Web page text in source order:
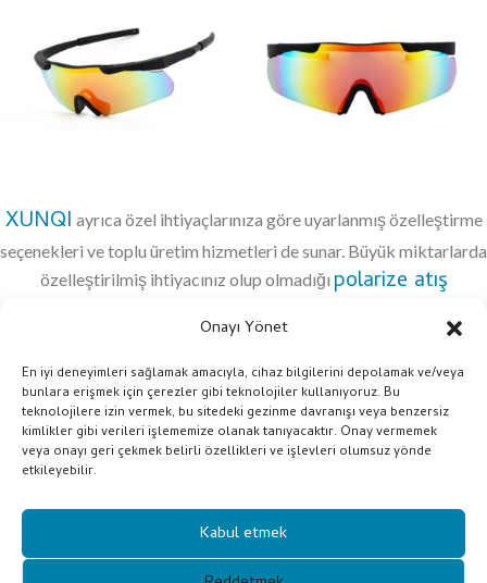
Onayı Yönet
En iyi deneyimleri sağlamak amacıyla, cihaz bilgilerini depolamak ve/veya
bunlara erişmek için çerezler gibi teknolojiler kullanıyoruz. Bu
teknolojilere izin vermek, bu sitedeki gezinme davranışı veya benzersiz
kimlikler gibi verileri işlememize olanak tanıyacaktır. Onay vermemek
veya onayı geri çekmek belirli özellikleri ve işlevleri olumsuz yönde
etkileyebilir.
Kabul etmek
XUNQI ayrıca özel ihtiyaçlarınıza göre uyarlanmış özelleştirme
seçenekleri ve toplu üretim hizmetleri de sunar. Büyük miktarlarda
özelleştirilmiş ihtiyacınız olup olmadığı polarize atış
tutarlılığın önemini anlıyoruz, bu nedenle tüm ürünlerimiz en
yüksek endüstri standartlarını karşıladıklarından emin olmak için
sıkı testlerden geçiyor. Bu konuyla ilgili herhangi bir sorunuz varsa
lütfen istediğiniz zaman bizimle iletişime geçmekten çekinmeyin.